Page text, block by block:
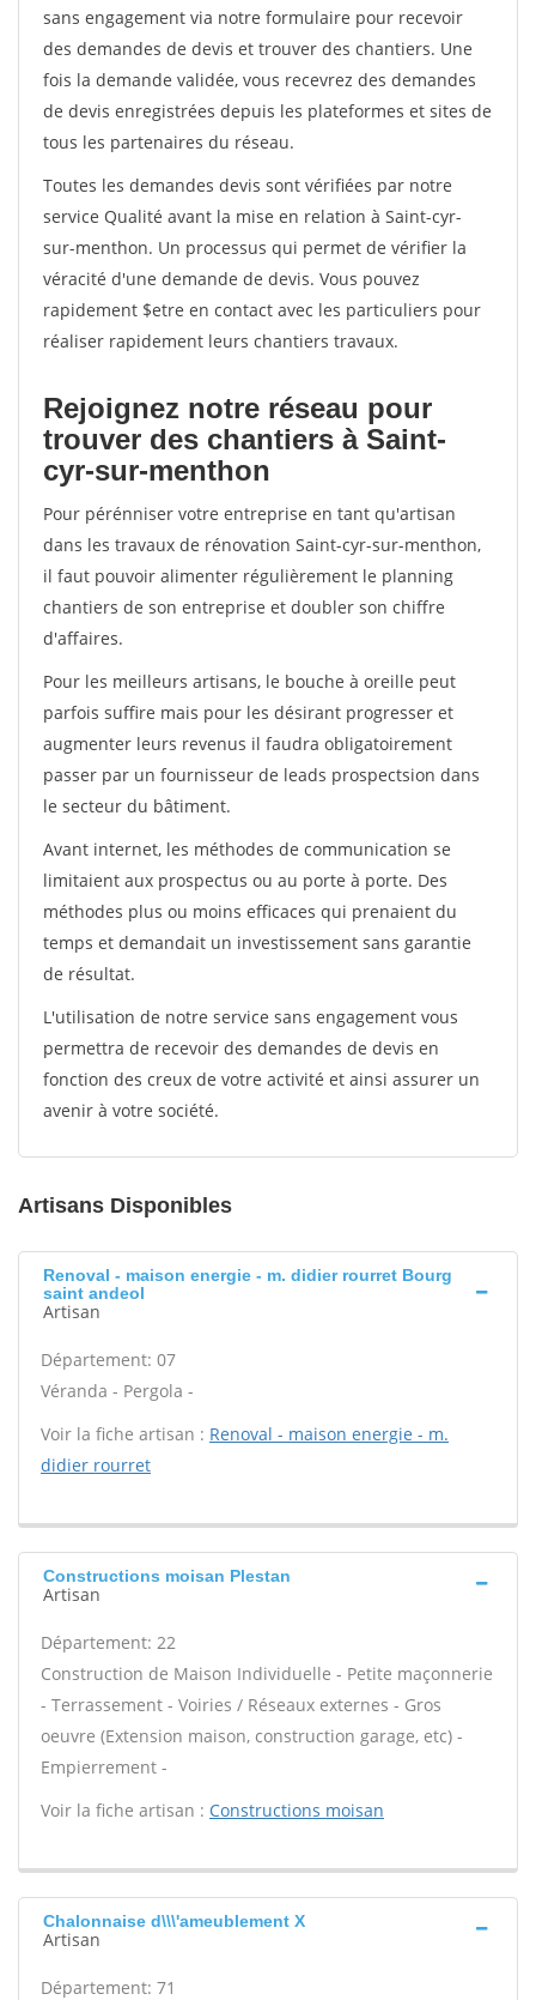
sans engagement via notre formulaire pour recevoir
des demandes de devis et trouver des chantiers. Une
fois la demande validée, vous recevrez des demandes
de devis enregistrées depuis les plateformes et sites de
tous les partenaires du réseau.
Toutes les demandes devis sont vérifiées par notre
service Qualité avant la mise en relation à Saint-cyr-
sur-menthon. Un processus qui permet de vérifier la
véracité d'une demande de devis. Vous pouvez
rapidement $etre en contact avec les particuliers pour
réaliser rapidement leurs chantiers travaux.
Rejoignez notre réseau pour
trouver des chantiers à Saint-
cyr-sur-menthon
Pour pérénniser votre entreprise en tant qu'artisan
dans les travaux de rénovation Saint-cyr-sur-menthon,
il faut pouvoir alimenter régulièrement le planning
chantiers de son entreprise et doubler son chiffre
d'affaires.
Pour les meilleurs artisans, le bouche à oreille peut
parfois suffire mais pour les désirant progresser et
augmenter leurs revenus il faudra obligatoirement
passer par un fournisseur de leads prospectsion dans
le secteur du bâtiment.
Avant internet, les méthodes de communication se
limitaient aux prospectus ou au porte à porte. Des
méthodes plus ou moins efficaces qui prenaient du
temps et demandait un investissement sans garantie
de résultat.
L'utilisation de notre service sans engagement vous
permettra de recevoir des demandes de devis en
fonction des creux de votre activité et ainsi assurer un
avenir à votre société.
Artisans Disponibles
Renoval - maison energie - m. didier rourret Bourg
saint andeol
Artisan
Département: 07
Véranda - Pergola -
Voir la fiche artisan : Renoval - maison energie - m.
didier rourret
Constructions moisan Plestan
Artisan
Département: 22
Construction de Maison Individuelle - Petite maçonnerie
- Terrassement - Voiries / Réseaux externes - Gros
oeuvre (Extension maison, construction garage, etc) -
Empierrement -
Voir la fiche artisan : Constructions moisan
Chalonnaise d\\\'ameublement X
Artisan
Département: 71